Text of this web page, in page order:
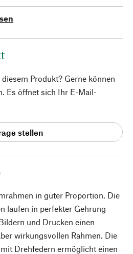
in guter Proportion. Die
laufen in perfekter Gehrung
und Drucken einen
wirkungsvollen Rahmen. Die
Drehfedern ermöglicht einen
Produkt? Gerne können
Es öffnet sich Ihr E-Mail-
stellen